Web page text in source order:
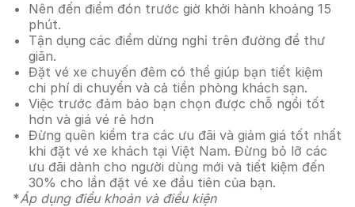
Nên đến điểm đón trước giờ khởi hành khoảng 15
phút.
Tận dụng các điểm dừng nghỉ trên đường để thư
giãn.
Đặt vé xe chuyến đêm có thể giúp bạn tiết kiệm
chi phí di chuyển và cả tiền phòng khách sạn.
Việc trước đảm bảo bạn chọn được chỗ ngồi tốt
hơn và giá vé rẻ hơn
Đừng quên kiểm tra các ưu đãi và giảm giá tốt nhất
khi đặt vé xe khách tại Việt Nam. Đừng bỏ lỡ các
ưu đãi dành cho người dùng mới và tiết kiệm đến
30% cho lần đặt vé xe đầu tiên của bạn.
*Áp dụng điều khoản và điều kiện